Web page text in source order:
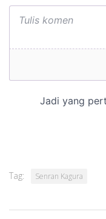
Tag: Senran Kagura